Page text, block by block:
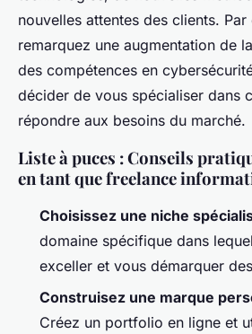
nouvelles attentes des clients.
remarquez une augmentation de
des compétences en
décider de vous spécialiser dans
répondre aux besoins du marché.
Liste à puces : Conseils
en tant que freelance
Choisissez une niche
domaine spécifique dans
exceller et vous démarquer
Construisez une marque
Créez un portfolio en ligne et